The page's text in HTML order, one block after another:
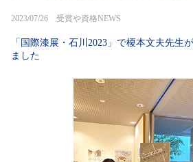
2023/07/26 受賞や資格NEWS
「国際漆展・石川2023」で榎本文夫先生
ました